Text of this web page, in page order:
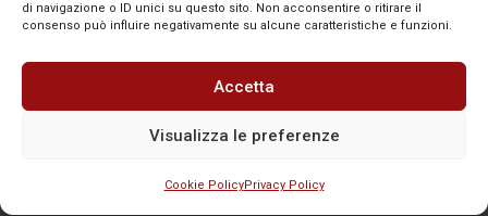
di navigazione o ID unici su questo sito. Non acconsentire o ritirare il
consenso può influire negativamente su alcune caratteristiche e funzioni.
Accetta
Visualizza le preferenze
Cookie PolicyPrivacy Policy
alla pagina originale, quando previsto. I contenuti provenienti da terze
parti sono pubblicati a fini informativi e restano di proprietà dei legittimi
titolari dei diritti. Se un contenuto viola diritti d’autore o norme vigenti, è
possibile segnalarlo per la verifica e l’eventuale rimozione tramite
comunicazione mail all'indirizzo redazione@news-town.it